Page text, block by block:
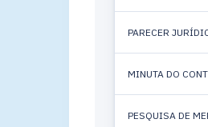
PARECER
MINUTA DO
PESQUISA DE